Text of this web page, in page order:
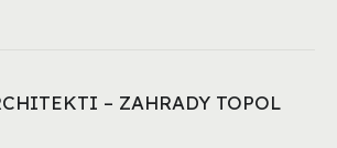
– ZAHRADY TOPOL